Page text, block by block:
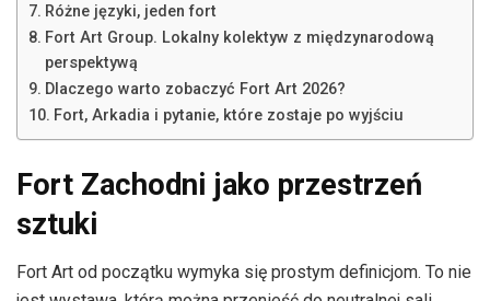
Różne języki, jeden fort
Fort Art Group. Lokalny kolektyw z międzynarodową
perspektywą
Dlaczego warto zobaczyć Fort Art 2026?
Fort, Arkadia i pytanie, które zostaje po wyjściu
Fort Zachodni jako przestrzeń
sztuki
Fort Art od początku wymyka się prostym definicjom. To nie